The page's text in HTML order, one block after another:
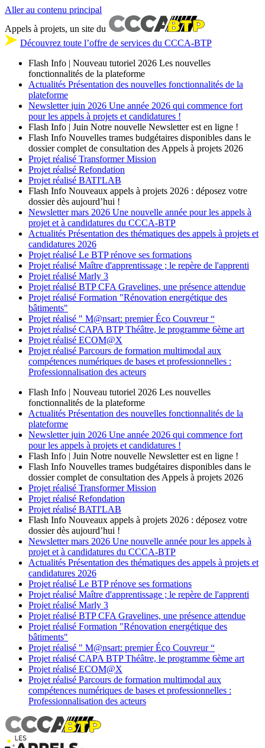
Aller au contenu principal
Appels à projets, un site du
Découvrez toute l’offre de services du CCCA-BTP
Flash Info | Nouveau tutoriel 2026 Les nouvelles
fonctionnalités de la plateforme
Actualités Présentation des nouvelles fonctionnalités de la
plateforme
Newsletter juin 2026 Une année 2026 qui commence fort
pour les appels à projets et candidatures !
Flash Info | Juin Notre nouvelle Newsletter est en ligne !
Flash Info Nouvelles trames budgétaires disponibles dans le
dossier complet de consultation des Appels à projets 2026
Projet réalisé Transformer Mission
Projet réalisé Refondation
Projet réalisé BATI'LAB
Flash Info Nouveaux appels à projets 2026 : déposez votre
dossier dès aujourd’hui !
Newsletter mars 2026 Une nouvelle année pour les appels à
projet et à candidatures du CCCA-BTP
Actualités Présentation des thématiques des appels à projets et
candidatures 2026
Projet réalisé Le BTP rénove ses formations
Projet réalisé Maître d'apprentissage ; le repère de l'apprenti
Projet réalisé Marly 3
Projet réalisé BTP CFA Gravelines, une présence attendue
Projet réalisé Formation "Rénovation energétique des
bâtiments"
Projet réalisé " M@nsart: premier Éco Couvreur “
Projet réalisé CAPA BTP Théâtre, le programme 6ème art
Projet réalisé ECOM@X
Projet réalisé Parcours de formation multimodal aux
compétences numériques de bases et professionnelles :
Professionnalisation des acteurs
Flash Info | Nouveau tutoriel 2026 Les nouvelles
fonctionnalités de la plateforme
Actualités Présentation des nouvelles fonctionnalités de la
plateforme
Newsletter juin 2026 Une année 2026 qui commence fort
pour les appels à projets et candidatures !
Flash Info | Juin Notre nouvelle Newsletter est en ligne !
Flash Info Nouvelles trames budgétaires disponibles dans le
dossier complet de consultation des Appels à projets 2026
Projet réalisé Transformer Mission
Projet réalisé Refondation
Projet réalisé BATI'LAB
Flash Info Nouveaux appels à projets 2026 : déposez votre
dossier dès aujourd’hui !
Newsletter mars 2026 Une nouvelle année pour les appels à
projet et à candidatures du CCCA-BTP
Actualités Présentation des thématiques des appels à projets et
candidatures 2026
Projet réalisé Le BTP rénove ses formations
Projet réalisé Maître d'apprentissage ; le repère de l'apprenti
Projet réalisé Marly 3
Projet réalisé BTP CFA Gravelines, une présence attendue
Projet réalisé Formation "Rénovation energétique des
bâtiments"
Projet réalisé " M@nsart: premier Éco Couvreur “
Projet réalisé CAPA BTP Théâtre, le programme 6ème art
Projet réalisé ECOM@X
Projet réalisé Parcours de formation multimodal aux
compétences numériques de bases et professionnelles :
Professionnalisation des acteurs